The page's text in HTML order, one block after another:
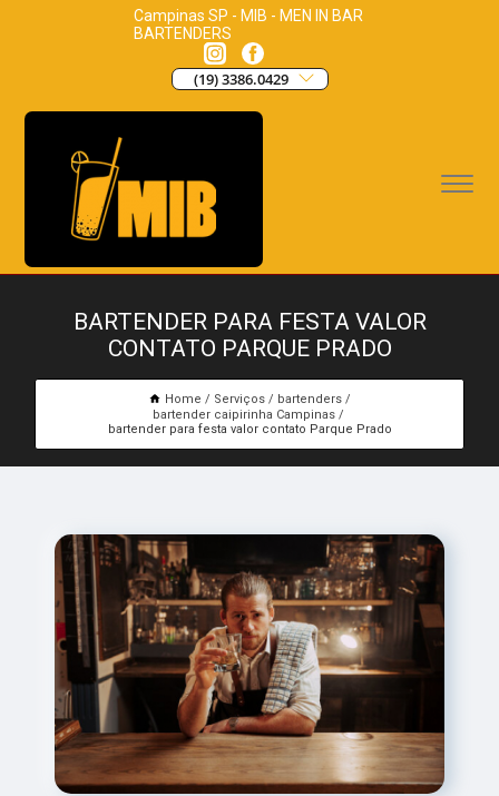
Campinas SP - MIB - MEN IN BAR
BARTENDERS
(19) 3386.0429
BARTENDER PARA FESTA VALOR
CONTATO PARQUE PRADO
Home Serviços
bartenders
bartender caipirinha Campinas
bartender para festa valor contato Parque Prado